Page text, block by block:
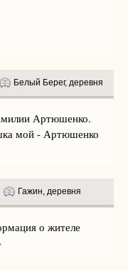
Белый Берег, деревня
Артюшенко.
мой - Артюшенко
Гажин, деревня
о жителе